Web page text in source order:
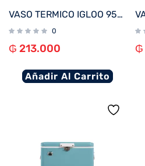
VASO TERMICO IGLOO 950 ML ICE DYE ROSA C/PAJITA 71363
0
₲ 213.000
Añadir Al Carrito
₲